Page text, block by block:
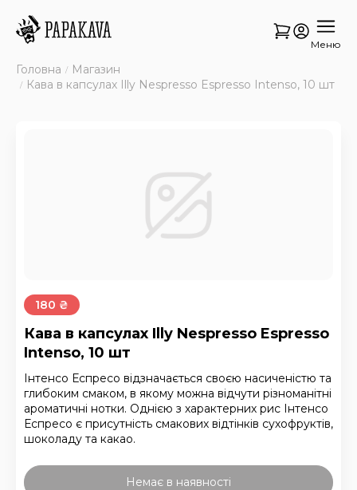
Меню
Головна
Магазин
Кава в капсулах Illy Nespresso Espresso Intenso, 10 шт
180 ₴
Кава в капсулах Illy Nespresso Espresso
Intenso, 10 шт
Інтенсо Еспресо відзначається своєю насиченістю та
глибоким смаком, в якому можна відчути різноманітні
ароматичні нотки. Однією з характерних рис Інтенсо
Еспресо є присутність смакових відтінків сухофруктів,
шоколаду та какао.
Немає в наявності